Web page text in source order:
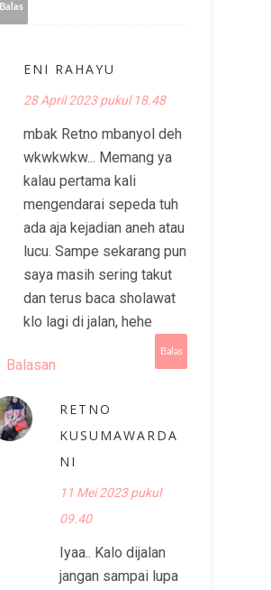
Balas
ENI RAHAYU
28 April 2023 pukul 18.48
mbak Retno mbanyol deh
wkwkwkw... Memang ya
kalau pertama kali
mengendarai sepeda tuh
ada aja kejadian aneh atau
lucu. Sampe sekarang pun
saya masih sering takut
dan terus baca sholawat
klo lagi di jalan, hehe
Balas
Balasan
RETNO
KUSUMAWARDA
NI
11 Mei 2023 pukul
09.40
Iyaa.. Kalo dijalan
jangan sampai lupa